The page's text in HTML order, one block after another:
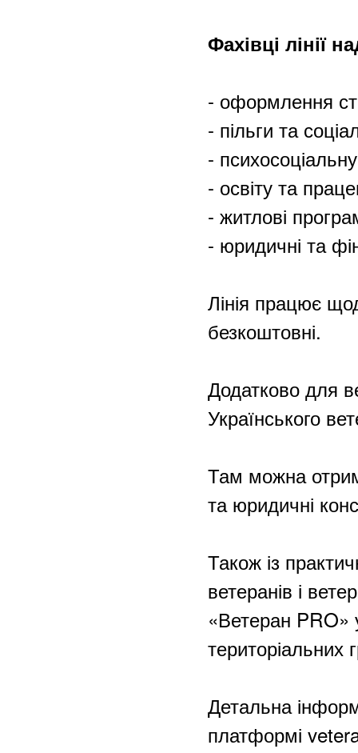
Фахівці лінії
- оформлення
- пільги та
-
- освіту та
- житлові
- юридичні та
Лінія працює
безкоштовні.
Додатково для
Українського
Там можна
та юридичні
Також із
ветеранів і
«Ветеран PRO»
територіальних
Детальна
платформі